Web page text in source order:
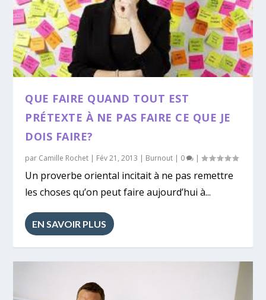
QUE FAIRE QUAND TOUT EST
PRÉTEXTE À NE PAS FAIRE CE QUE JE
DOIS FAIRE?
par Camille Rochet | Fév 21, 2013 | Burnout | 0 |
Un proverbe oriental incitait à ne pas remettre
les choses qu’on peut faire aujourd’hui à...
EN SAVOIR PLUS